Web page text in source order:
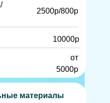
материалы
от
5000р
10000р
2500р/800р